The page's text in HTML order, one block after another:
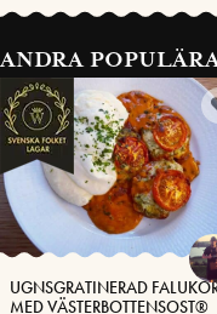
ANDRA
UGNSGRATINERAD
MED VÄSTERBOTTENSOST®